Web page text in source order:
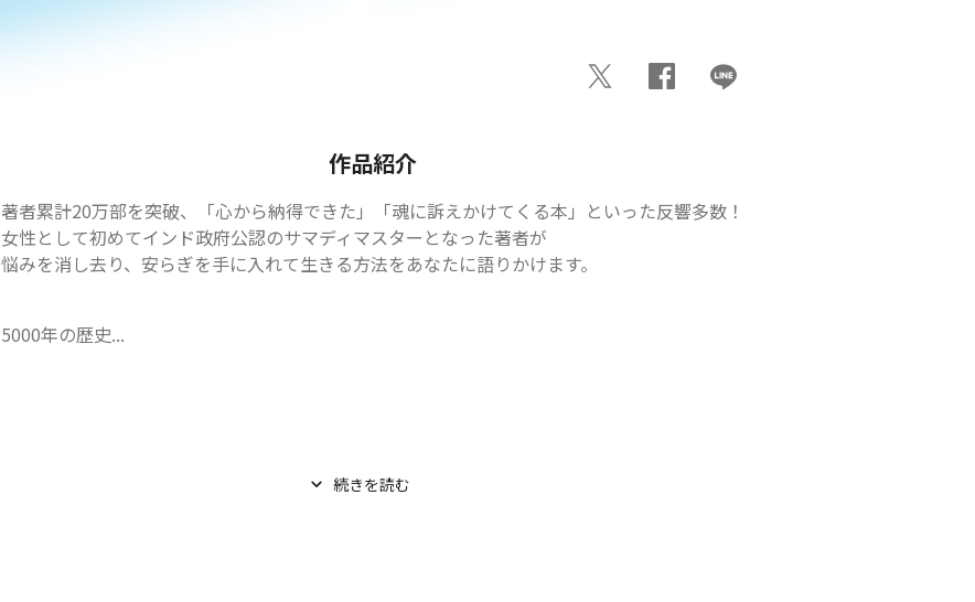
作品紹介
著者累計20万部を突破、「心から納得できた」「魂に訴えかけてくる本」といった反響多数！
女性として初めてインド政府公認のサマディマスターとなった著者が
悩みを消し去り、安らぎを手に入れて生きる方法をあなたに語りかけます。
5000年の歴史...
続きを読む